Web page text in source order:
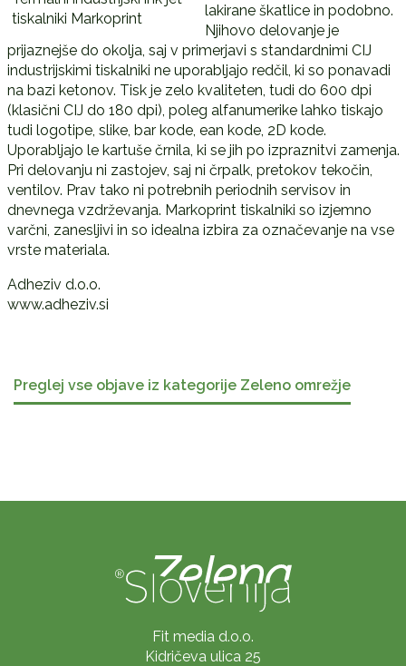
tiskalniki Markoprint
lakirane škatlice in podobno.
Njihovo delovanje je
prijaznejše do okolja, saj v primerjavi s standardnimi CIJ
industrijskimi tiskalniki ne uporabljajo redčil, ki so ponavadi
na bazi ketonov. Tisk je zelo kvaliteten, tudi do 600 dpi
(klasični CIJ do 180 dpi), poleg alfanumerike lahko tiskajo
tudi logotipe, slike, bar kode, ean kode, 2D kode.
Uporabljajo le kartuše črnila, ki se jih po izpraznitvi zamenja.
Pri delovanju ni zastojev, saj ni črpalk, pretokov tekočin,
ventilov. Prav tako ni potrebnih periodnih servisov in
dnevnega vzdrževanja. Markoprint tiskalniki so izjemno
varčni, zanesljivi in so idealna izbira za označevanje na vse
vrste materiala.
Adheziv d.o.o.
www.adheziv.si
Preglej vse objave iz kategorije Zeleno omrežje
Fit media d.o.o.
Kidričeva ulica 25